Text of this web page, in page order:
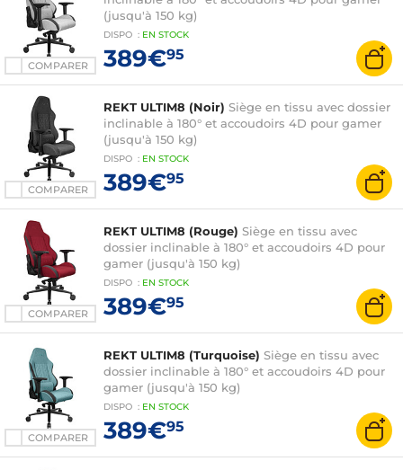
COMPARER
(jusqu'à 150 kg)
DISPO : EN STOCK
389€95
COMPARER
REKT ULTIM8 (Noir) Siège en tissu avec dossier
inclinable à 180° et accoudoirs 4D pour gamer
(jusqu'à 150 kg)
DISPO : EN STOCK
389€95
COMPARER
REKT ULTIM8 (Rouge) Siège en tissu avec
dossier inclinable à 180° et accoudoirs 4D pour
gamer (jusqu'à 150 kg)
DISPO : EN STOCK
389€95
COMPARER
REKT ULTIM8 (Turquoise) Siège en tissu avec
dossier inclinable à 180° et accoudoirs 4D pour
gamer (jusqu'à 150 kg)
DISPO : EN STOCK
389€95